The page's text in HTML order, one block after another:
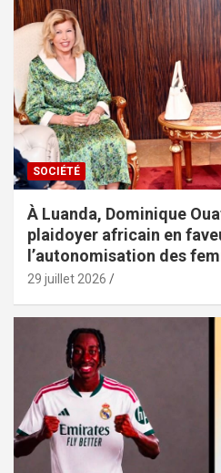
SOCIÉTÉ
À Luanda, Dominique
plaidoyer africain en
l’autonomisation des
29 juillet 2026